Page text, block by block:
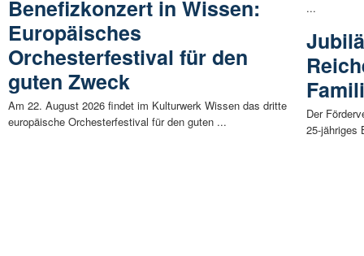
Benefizkonzert in Wissen:
Europäisches
Orchesterfestival für den
guten Zweck
Am 22. August 2026 findet im Kulturwerk Wissen das dritte
europäische Orchesterfestival für den guten ...
...
Der
25-jähriges